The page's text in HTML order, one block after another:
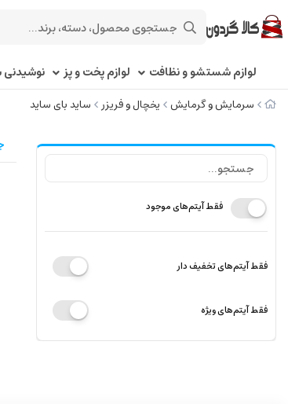
لوازم شستشو و نظافت لوازم پخت و پز نوشیدنی
سرمایش و گرمایش یخچال و فریزر ساید بای ساید
فقط آیتم‌های موجود
فقط آیتم‌های تخفیف دار
فقط آیتم‌های ویژه